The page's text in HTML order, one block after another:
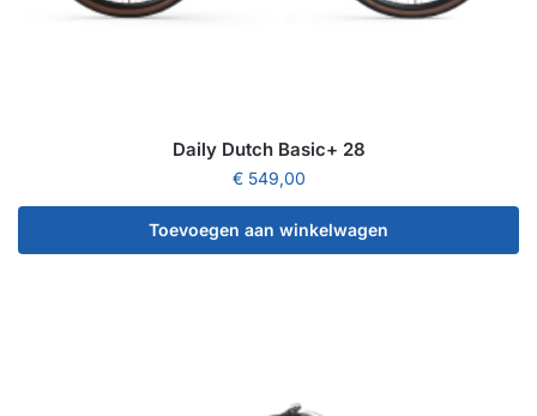
Daily Dutch Basic+ 28
€549,00
Toevoegen aan winkelwagen